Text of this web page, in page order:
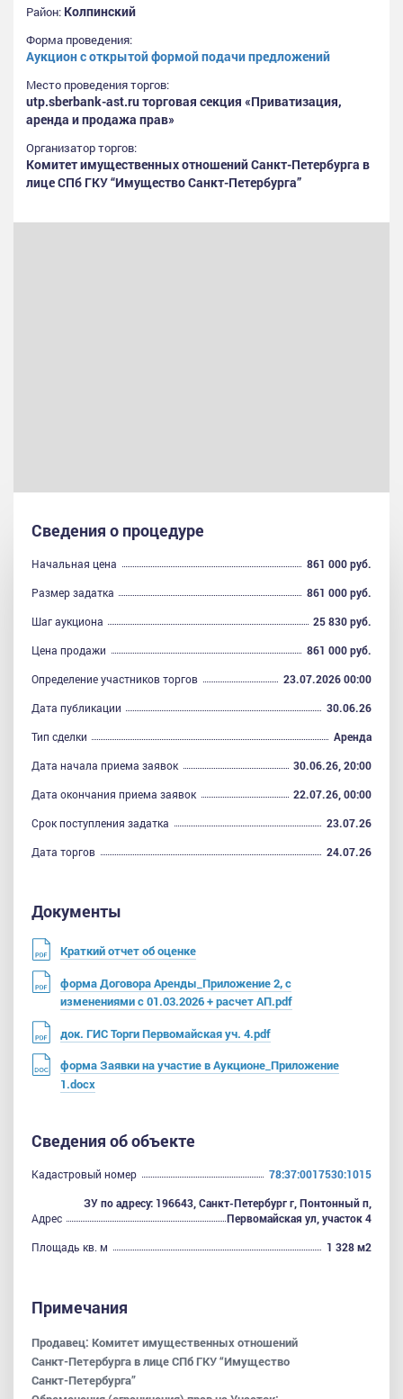
Район: Колпинский
Форма проведения:
Аукцион с открытой формой подачи предложений
Место проведения торгов:
utp.sberbank-ast.ru торговая секция «Приватизация,
аренда и продажа прав»
Организатор торгов:
Комитет имущественных отношений Санкт-Петербурга в
лице СПб ГКУ “Имущество Санкт-Петербурга”
Сведения о процедуре
Начальная цена
861 000 руб.
Размер задатка
861 000 руб.
Шаг аукциона
25 830 руб.
Цена продажи
861 000 руб.
Определение участников торгов
23.07.2026 00:00
Дата публикации
30.06.26
Тип сделки
Аренда
Дата начала приема заявок
30.06.26, 20:00
Дата окончания приема заявок
22.07.26, 00:00
Срок поступления задатка
23.07.26
Дата торгов
24.07.26
Документы
Краткий отчет об оценке
форма Договора Аренды_Приложение 2, с
изменениями с 01.03.2026 + расчет АП.pdf
док. ГИС Торги Первомайская уч. 4.pdf
форма Заявки на участие в Аукционе_Приложение
1.docx
Сведения об объекте
Кадастровый номер 78:37:0017530:1015
Адрес
ЗУ по адресу: 196643, Санкт-Петербург г, Понтонный п,
Первомайская ул, участок 4
Площадь кв. м
1 328 м2
Примечания
Продавец: Комитет имущественных отношений
Санкт-Петербурга в лице СПб ГКУ “Имущество
Санкт-Петербурга”